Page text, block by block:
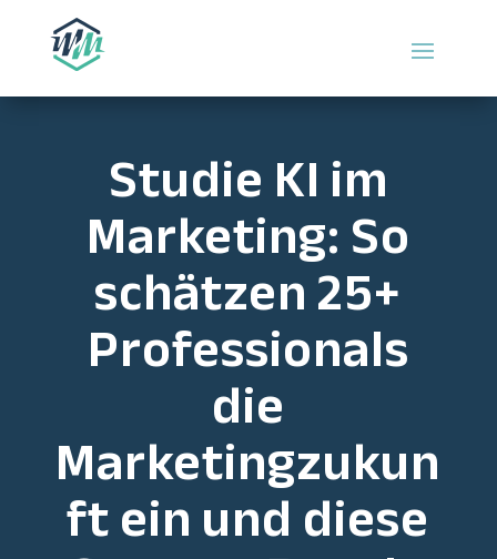
Studie KI im
Marketing: So
schätzen 25+
Professionals
die
Marketingzukun
ft ein und diese